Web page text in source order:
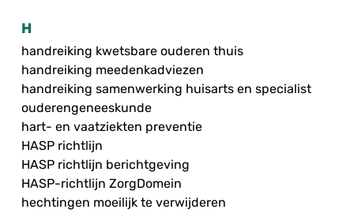
H
handreiking kwetsbare ouderen thuis
handreiking meedenkadviezen
handreiking samenwerking huisarts en specialist
ouderengeneeskunde
hart- en vaatziekten preventie
HASP richtlijn
HASP richtlijn berichtgeving
HASP-richtlijn ZorgDomein
hechtingen moeilijk te verwijderen